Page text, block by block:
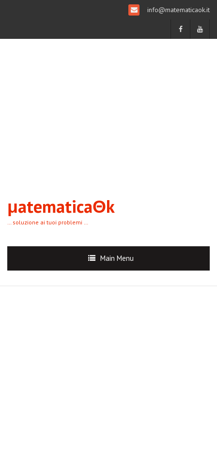
info@matematicaok.it
μatematicaΘk
… soluzione ai tuoi problemi …
Main Menu